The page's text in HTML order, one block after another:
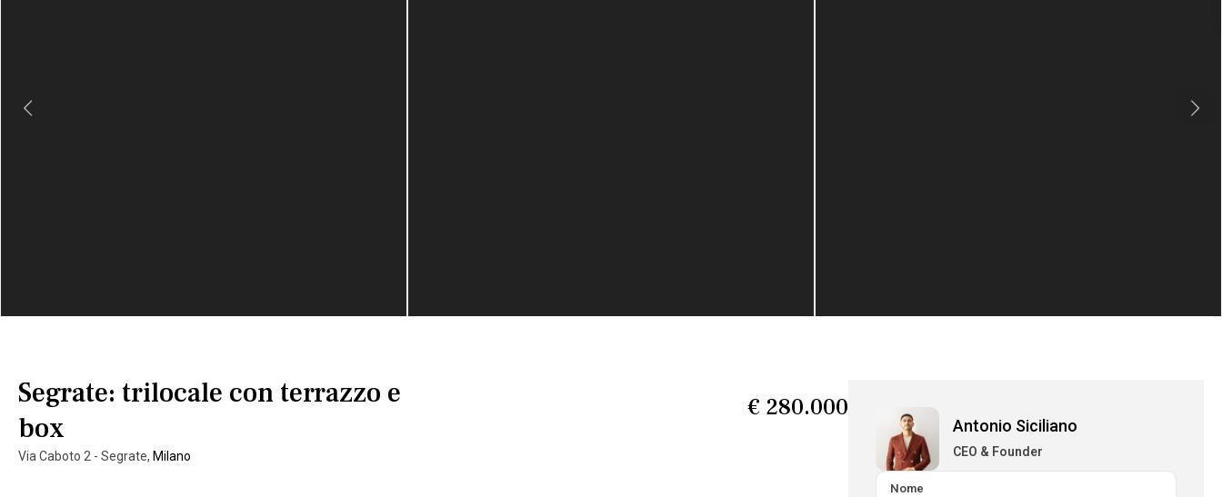
Previous Next
Segrate: trilocale con terrazzo e
box
Via Caboto 2 - Segrate, Milano
€ 280.000
Antonio Siciliano
CEO & Founder